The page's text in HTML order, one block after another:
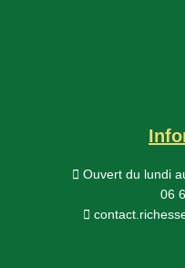
Ouvert du lundi
06